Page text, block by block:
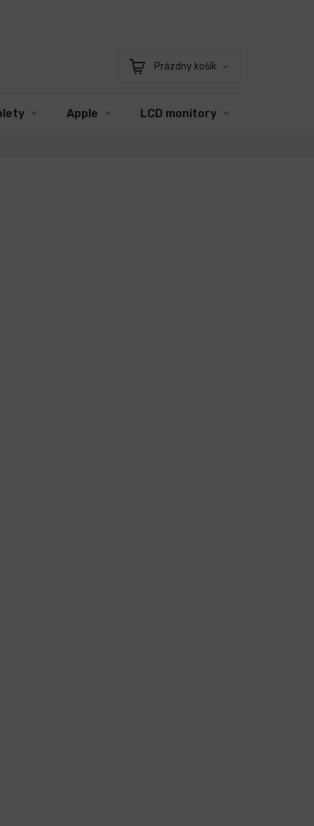
Nákupný
Prázdny košík
Apple LCD monitory